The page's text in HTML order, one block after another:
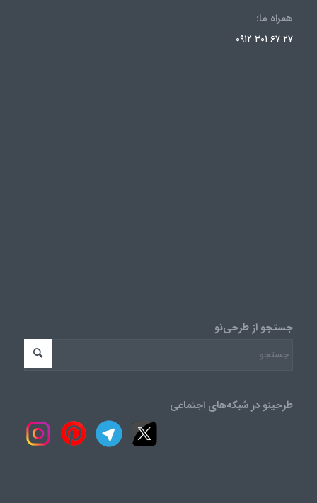
همراه ما:
۲۷ ۶۷ ۳۰۱ ۰۹۱۲
جستجو از طرحی‌نو
طرحینو در شبکه‌های اجتماعی